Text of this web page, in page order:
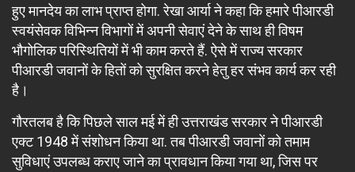
हुए मानदेय का लाभ प्राप्त होगा. रेखा आर्या ने कहा कि हमारे पीआरडी
स्वयंसेवक विभिन्न विभागों में अपनी सेवाएं देने के साथ ही विषम
भौगोलिक परिस्थितियों में भी काम करते हैं. ऐसे में राज्य सरकार
पीआरडी जवानों के हितों को सुरक्षित करने हेतु हर संभव कार्य कर रही
है।
गौरतलब है कि पिछले साल मई में ही उत्तराखंड सरकार ने पीआरडी
एक्ट 1948 में संशोधन किया था. तब पीआरडी जवानों को तमाम
सुविधाएं उपलब्ध कराए जाने का प्रावधान किया गया था, जिस पर